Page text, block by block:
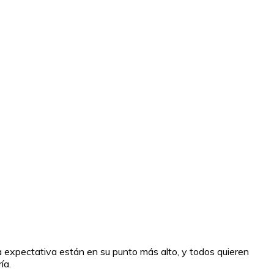
están en su punto más alto, y todos quieren